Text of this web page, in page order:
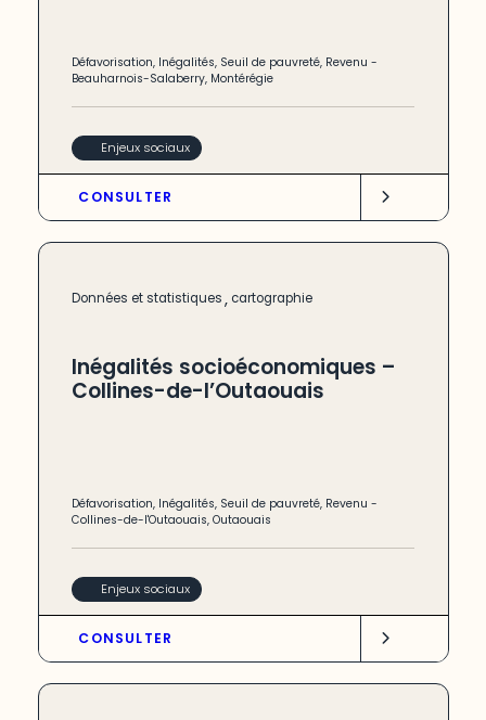
Défavorisation, Inégalités, Seuil de pauvreté, Revenu -
Beauharnois-Salaberry, Montérégie
Enjeux sociaux
CONSULTER
Données et statistiques, cartographie
Inégalités socioéconomiques –
Collines-de-l’Outaouais
Défavorisation, Inégalités, Seuil de pauvreté, Revenu -
Collines-de-l'Outaouais,Outaouais
Enjeux sociaux
CONSULTER